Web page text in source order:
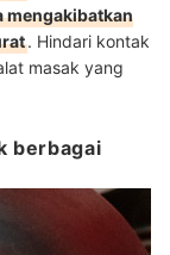
mengakibatkan
. Hindari kontak
masak yang
berbagai